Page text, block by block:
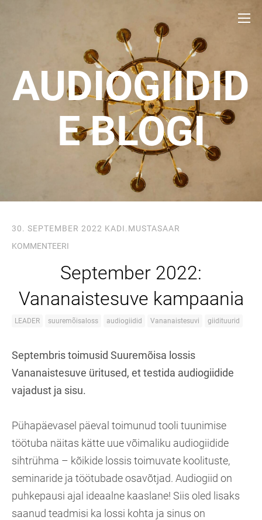
AUDIOGIIDID
E BLOGI
30. SEPTEMBER 2022 KADI.MUSTASAAR
KOMMENTEERI
September 2022:
Vananaistesuve kampaania
LEADER suuremõisaloss audiogiidid Vananaistesuvi giidituurid
Septembris toimusid Suuremõisa lossis
Vananaistesuve üritused, et testida audiogiidide
vajadust ja sisu.
Pühapäevasel päeval toimunud tooli tuunimise
töötuba näitas kätte uue võimaliku audiogiidide
sihtrühma – kõikide lossis toimuvate koolituste,
seminaride ja töötubade osavõtjad. Audiogiid on
puhkepausi ajal ideaalne kaaslane! Siis oled lisaks
saanud teadmisi ka lossi kohta ja sinus on